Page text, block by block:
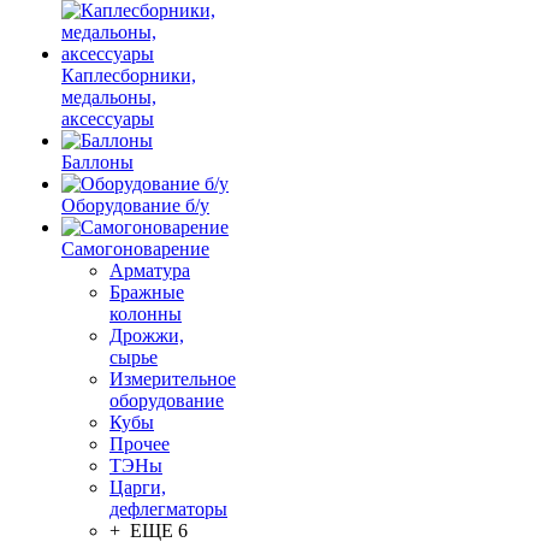
Каплесборники,
медальоны,
аксессуары
Баллоны
Оборудование б/у
Самогоноварение
Арматура
Бражные
колонны
Дрожжи,
сырье
Измерительное
оборудование
Кубы
Прочее
ТЭНы
Царги,
дефлегматоры
+ ЕЩЕ 6